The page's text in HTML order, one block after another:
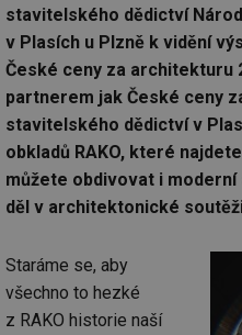
stavitelského dědictví
v Plasích u Plzně k vidění
České ceny za architekturu
partnerem jak České ceny
stavitelského dědictví v
obkladů RAKO, které
můžete obdivovat i
děl v architektonické soutěži
Staráme se, aby
všechno to hezké
z RAKO historie naší